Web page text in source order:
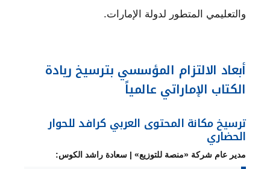
والتعليمي المتطور لدولة الإمارات.
أبعاد الالتزام المؤسسي بترسيخ ريادة
الكتاب الإماراتي عالمياً
ترسيخ مكانة المحتوى العربي كرافد للحوار
الحضاري
مدير عام شركة «منصة للتوزيع» | سعادة راشد الكوس: